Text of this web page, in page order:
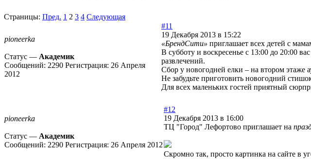
Страницы: Пред. 1 2 3 4 Следующая
pioneerka
Статус — Академик
Сообщений: 2290 Регистрация: 26 Апреля
2012
#11
19 Декабря 2013 в 15:22
«БрендСити» приглашает всех детей с
В субботу и воскресенье c 13:00 до 20:00
развлечений.
Сбор у новогодней елки – на втором этаже
Не забудьте приготовить новогодний
Для всех маленьких гостей приятный
pioneerka
Статус — Академик
Сообщений: 2290 Регистрация: 26 Апреля 2012
#12
19 Декабря 2013 в 16:00
ТЦ "Город" Лефортово приглашает на
Скромно так, просто картинка на сайте в